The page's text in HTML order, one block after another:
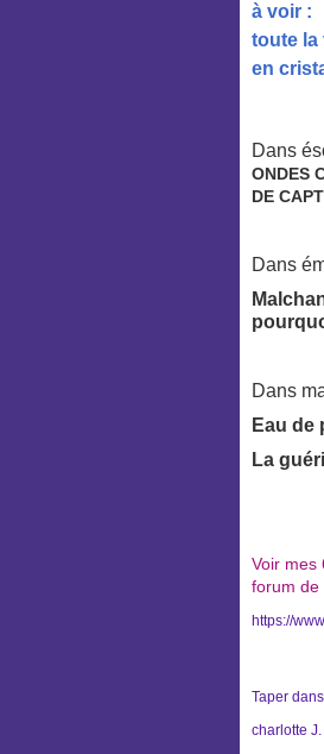
à voir :
toute la
en
Dans
ONDES
DE
Dans
Dans
Eau de
La
Voir mes
forum de
https://
Taper
charlotte J.